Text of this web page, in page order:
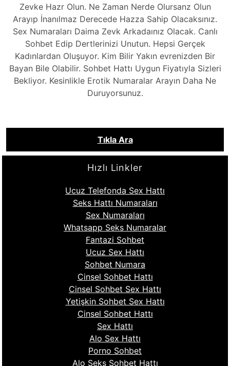
Zevke Hazr Olun. Ne Zaman Nerde Olursanz Olun
Arayıp İnanılmaz Derecede Hazza Sahip Olacaksınız.
Sex Numaraları Daima Zevk Arkadaınız Olacak. Canlı
Sohbet Edip Dertlerinizi Unutun. Hepsi Gerçek
Kadınlardan Oluşuyor. Kim Bilir Yakın evrenizden Bir
Bayan Bile Olabilir. Sohbet Hattı Uygun Fiyatıyla Sizleri
Bekliyor. Kesinlikle Erotik Numaralar Arayın Daha Ne
Duruyorsunuz.
Tıkla Ara
Hızlı Linkler
Ucuz Telefonda Sex Hattı
Seks Hattı Numaraları
Sex Numaraları
Whatsapp Seks Numaralar
Fantazi Sohbet
Ucuz Sex Hattı
Sohbet Numara
Cinsel Sohbet Hattı
Cinsel Sohbet Sex Hattı
Yetişkin Sohbet Sex Hattı
Cinsel Sohbet Hattı
Sex Hattı
Alo Sex Hattı
Porno Sohbet
Alo Seks Sohbet Hattı